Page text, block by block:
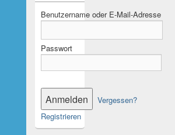
Benutzername oder E-Mail-Adresse
Passwort
Vergessen?
Registrieren